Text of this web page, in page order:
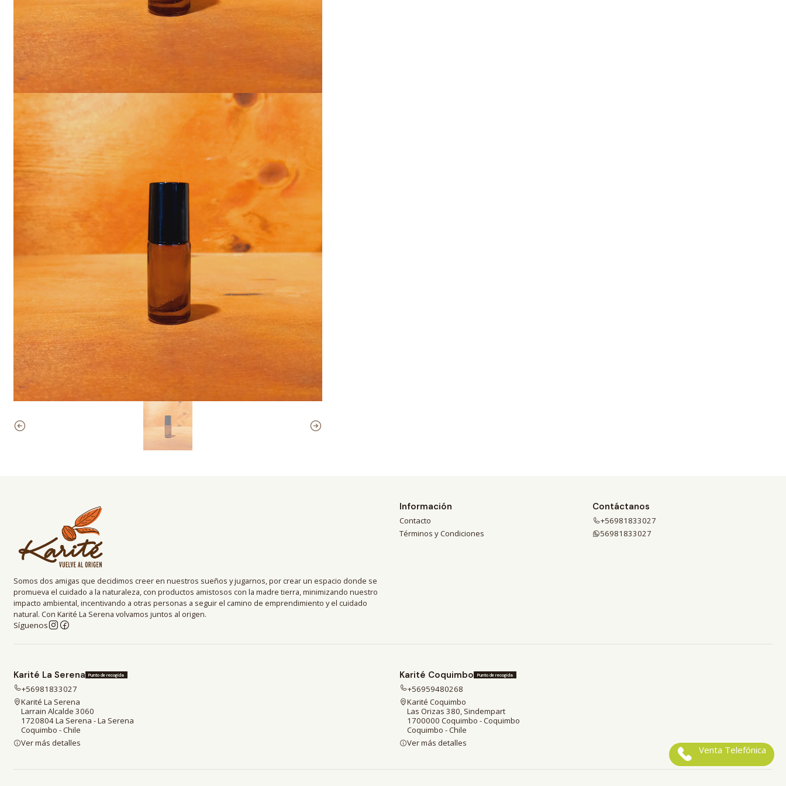
Somos dos amigas que decidimos creer en nuestros sueños y jugarnos, por crear un espacio donde se
promueva el cuidado a la naturaleza, con productos amistosos con la madre tierra, minimizando nuestro
impacto ambiental, incentivando a otras personas a seguir el camino de emprendimiento y el cuidado
natural. Con Karité La Serena volvamos juntos al origen.
Síguenos
Información
Contacto
Términos y Condiciones
Contáctanos
+56981833027
56981833027
Karité La Serena Punto de recogida
+56981833027
Karité La Serena
Larrain Alcalde 3060
1720804 La Serena - La Serena
Coquimbo - Chile
Ver más detalles
Karité Coquimbo Punto de recogida
+56959480268
Karité Coquimbo
Las Orizas 380, Sindempart
1700000 Coquimbo - Coquimbo
Coquimbo - Chile
Ver más detalles
Venta Telefónica